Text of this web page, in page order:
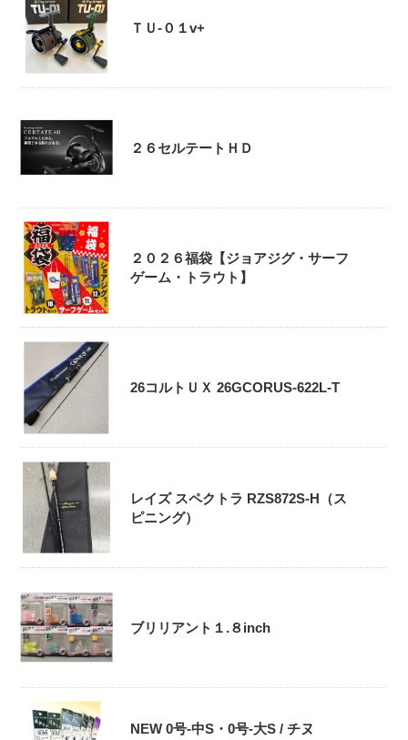
ＴＵ-０１v+
２６セルテートＨＤ
２０２６福袋【ジョアジグ・サーフ
ゲーム・トラウト】
26コルトＵＸ 26GCORUS-622L-T
レイズ スペクトラ RZS872S-H（ス
ピニング）
ブリリアント１.８inch
NEW 0号-中S・0号‐大S / チヌ